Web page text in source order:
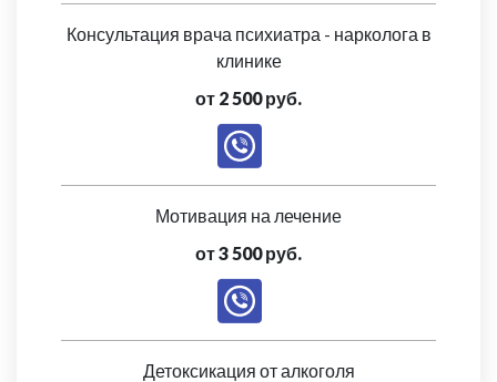
Консультация врача психиатра - нарколога в
клинике
от 2 500 руб.
Мотивация на лечение
от 3 500 руб.
Детоксикация от алкоголя